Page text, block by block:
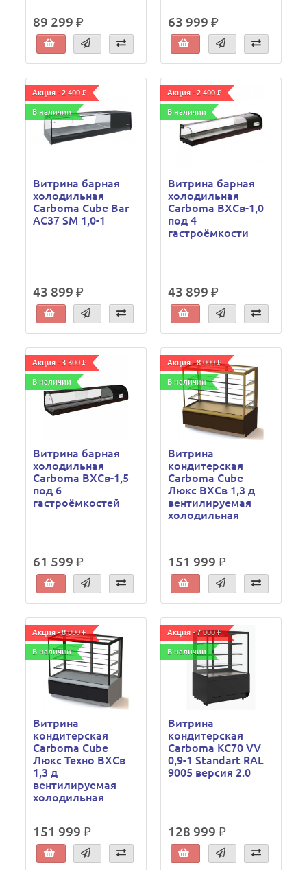
89 299 ₽ 63 999 ₽
Акция - 2 400 ₽
В наличии
Витрина барная
холодильная
Carboma Cube Bar
AC37 SM 1,0-1
43 899 ₽
Акция - 2 400 ₽
В наличии
Витрина барная
холодильная
Carboma ВХСв-1,0
под 4
гастроёмкости
43 899 ₽
Акция - 3 300 ₽
В наличии
Витрина барная
холодильная
Carboma ВХСв-1,5
под 6
гастроёмкостей
61 599 ₽
Акция - 8 000 ₽
В наличии
Витрина
кондитерская
Carboma Cube
Люкс ВХСв 1,3 д
вентилируемая
холодильная
151 999 ₽
Акция - 8 000 ₽
В наличии
Витрина
кондитерская
Carboma Cube
Люкс Техно ВХСв
1,3 д
вентилируемая
холодильная
151 999 ₽
Акция - 7 000 ₽
В наличии
Витрина
кондитерская
Carboma KC70 VV
0,9-1 Standart RAL
9005 версия 2.0
128 999 ₽